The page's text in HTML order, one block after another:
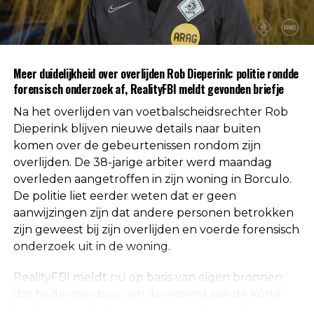
personen. Daarmee is die mogelijkheid volgens de
autoriteiten uitgesloten.
worden geen verdere mededelingen gedaan over
de doodsoorzaak.
Een vaste waarde in de Nederlandse
arbitrage
Met het overlijden van Rob Dieperink verliest het
Nederlandse voetbal een scheidsrechter die
jarenlang actief was op het hoogste niveau.
Dieperink begon al op jonge leeftijd met fluiten in
het amateurvoetbal en werkte zich stap voor stap
Meer duidelijkheid over overlijden Rob Dieperink: politie rondde
forensisch onderzoek af, RealityFBI meldt gevonden briefje
Na het overlijden van voetbalscheidsrechter Rob
Dieperink blijven nieuwe details naar buiten
komen over de gebeurtenissen rondom zijn
overlijden. De 38-jarige arbiter werd maandag
overleden aangetroffen in zijn woning in Borculo.
De politie liet eerder weten dat er geen
aanwijzingen zijn dat andere personen betrokken
zijn geweest bij zijn overlijden en voerde forensisch
onderzoek uit in de woning.
RealityFBI meldt nu op basis van eigen bronnen